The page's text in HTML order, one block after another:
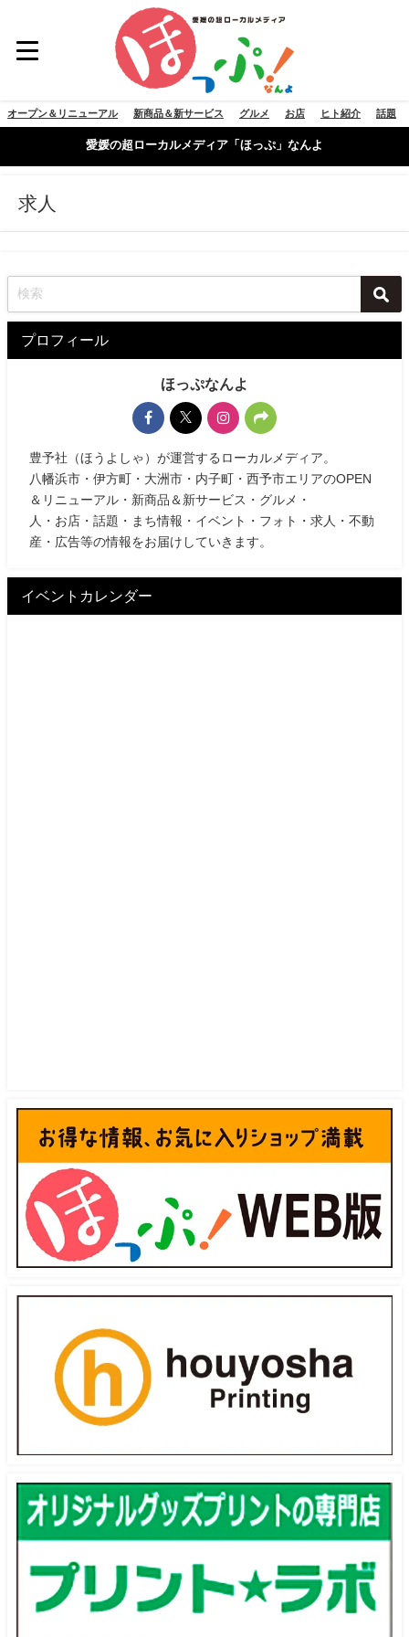
オープン＆リニューアル 新商品＆新サービス グルメ お店 ヒト紹介 話題
愛媛の超ローカルメディア「ほっぷ」なんよ
求人
プロフィール
ほっぷなんよ
豊予社（ほうよしゃ）が運営するローカルメディア。
八幡浜市・伊方町・大洲市・内子町・西予市エリアのOPEN
＆リニューアル・新商品＆新サービス・グルメ・
人・お店・話題・まち情報・イベント・フォト・求人・不動
産・広告等の情報をお届けしていきます。
イベントカレンダー